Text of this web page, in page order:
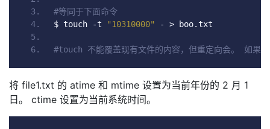
#等同于下面命令
$ touch
-t "10310000" - > boo. txt
#touch 不能覆盖现有文件的内容，但重定向会。 如
将 file1.txt 的 atime 和 mtime 设置为当前年份的 2 月 1
日。 ctime 设置为当前系统时间。